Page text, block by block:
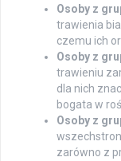
Osoby z
trawienia
czemu ich
Osoby z
trawieniu
dla nich
bogata w
Osoby z
zarówno z